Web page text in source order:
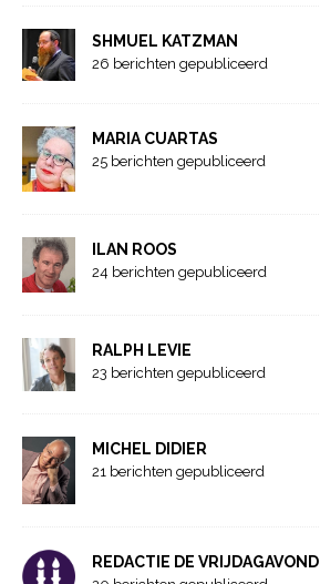
SHMUEL KATZMAN
26 berichten gepubliceerd
MARIA CUARTAS
25 berichten gepubliceerd
ILAN ROOS
24 berichten gepubliceerd
RALPH LEVIE
23 berichten gepubliceerd
MICHEL DIDIER
21 berichten gepubliceerd
REDACTIE DE VRIJDAGAVOND